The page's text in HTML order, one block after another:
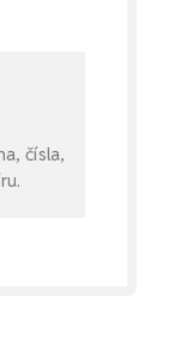
čísla,